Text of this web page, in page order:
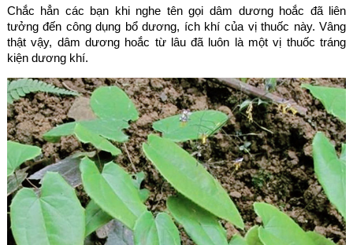
Chắc hẳn các bạn khi nghe tên gọi dâm dương hoắc đã liên
tưởng đến công dụng bổ dương, ích khí của vị thuốc này. Vâng
thật vậy, dâm dương hoắc từ lâu đã luôn là một vị thuốc tráng
kiện dương khí.